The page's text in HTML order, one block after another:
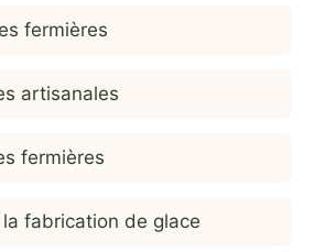
fermières
artisanales
fermières
fabrication de glace